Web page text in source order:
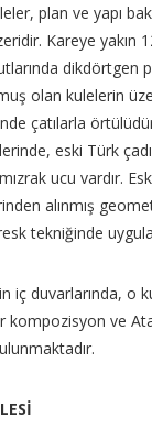
plan ve yapı
Kareye yakın
dikdörtgen
olan kulelerin
çatılarla
eski Türk
ucu vardır.
alınmış
tekniğinde
iç duvarlarında, o
kompozisyon ve